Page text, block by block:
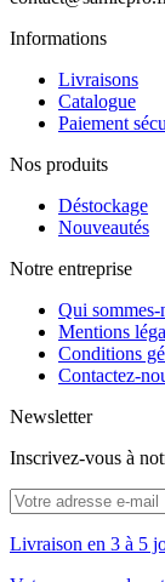
Informations
Livraisons
Catalogue
Paiement
Nos produits
Déstockage
Nouveautés
Notre entreprise
Qui sommes-
Mentions
Conditions
Contactez-
Newsletter
Inscrivez-vous à
Livraison en 3 à 5